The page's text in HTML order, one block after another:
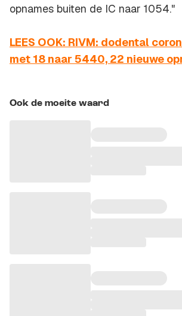
opnames buiten de IC naar 1054."
LEES OOK: RIVM: dodental
met 18 naar 5440, 22 nieuwe
Ook de moeite waard